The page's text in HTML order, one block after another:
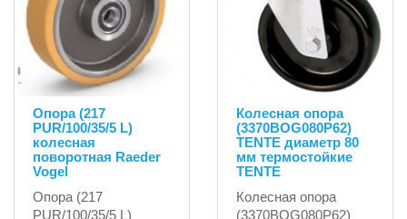
Опора (217
PUR/100/35/5 L)
колесная
поворотная Raeder
Vogel
Опора (217
PUR/100/35/5 L)
Колесная опора
(3370BOG080P62)
TENTE диаметр 80
мм термостойкие
TENTE
Колесная опора
(3370BOG080P62)